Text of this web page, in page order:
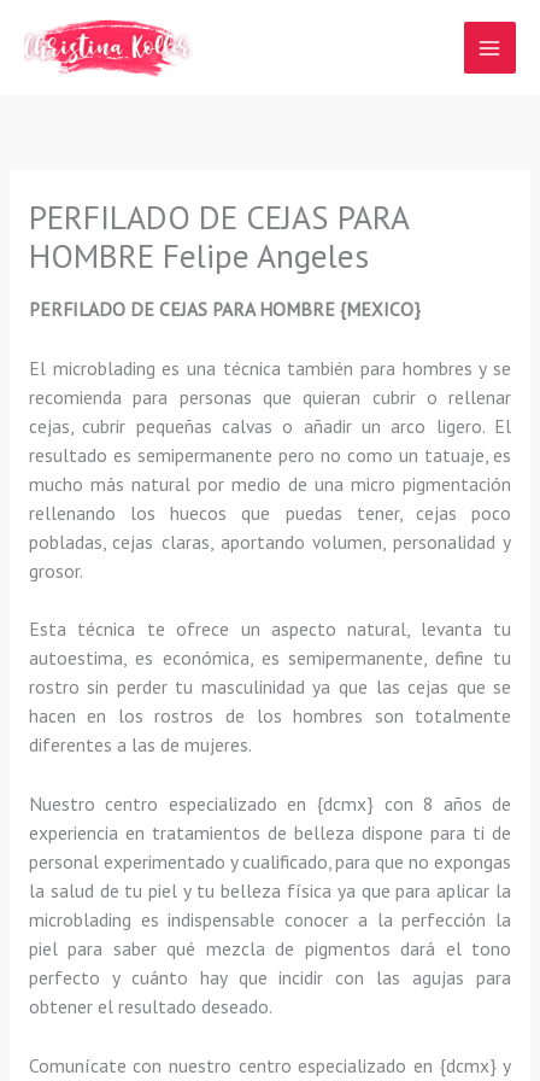
contenido
PERFILADO DE CEJAS PARA
HOMBRE Felipe Angeles
PERFILADO DE CEJAS PARA HOMBRE {MEXICO}
El microblading es una técnica también para hombres y se
recomienda para personas que quieran cubrir o rellenar
cejas, cubrir pequeñas calvas o añadir un arco ligero.El
resultado es semipermanente pero no como un tatuaje, es
mucho más natural por medio de una micro pigmentación
rellenando los huecos que puedas tener, cejas poco
pobladas, cejas claras, aportando volumen, personalidad y
grosor.
Esta técnica te ofrece un aspecto natural, levanta tu
autoestima, es económica, es semipermanente, define tu
rostro sin perder tu masculinidad ya que las cejas que se
hacen en los rostros de los hombres son totalmente
diferentes a las de mujeres.
Nuestro centro especializado en {dcmx} con 8 años de
experiencia en tratamientos de belleza dispone para ti de
personal experimentado y cualificado, para que no expongas
la salud de tu piel y tu belleza física ya que para aplicar la
microblading es indispensable conocer a la perfección la
piel para saber qué mezcla de pigmentos dará el tono
perfecto y cuánto hay que incidir con las agujas para
obtener el resultado deseado.
Comunícate con nuestro centro especializado en {dcmx} y